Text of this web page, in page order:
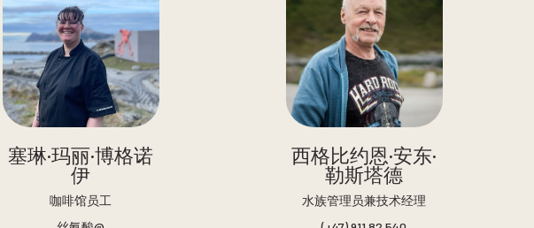
塞琳·玛丽·博格诺
伊
咖啡馆员工
西格比约恩·安东·
勒斯塔德
水族管理员兼技术经理